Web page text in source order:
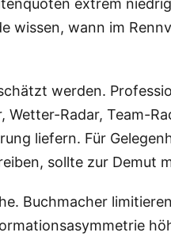
extrem
wissen, wann im
werden.
Radar, Team-
liefern. Für
sollte zur Demut
Buchmacher